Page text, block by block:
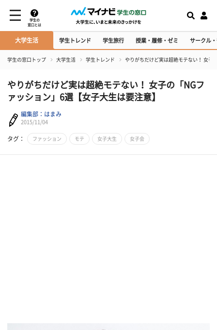
学生の
窓口とは
大学生活 学生トレンド 学生旅行 授業・履修・ゼミ サークル
学生の窓口トップ 大学生活 学生トレンド やりがちだけど実は超絶モテない！ 女子
やりがちだけど実は超絶モテない！ 女子の「NGフ
ァッション」6選【女子大生は要注意】
編集部：はまみ
2015/11/04
タグ： ファッション モテ 女子大生 女子会